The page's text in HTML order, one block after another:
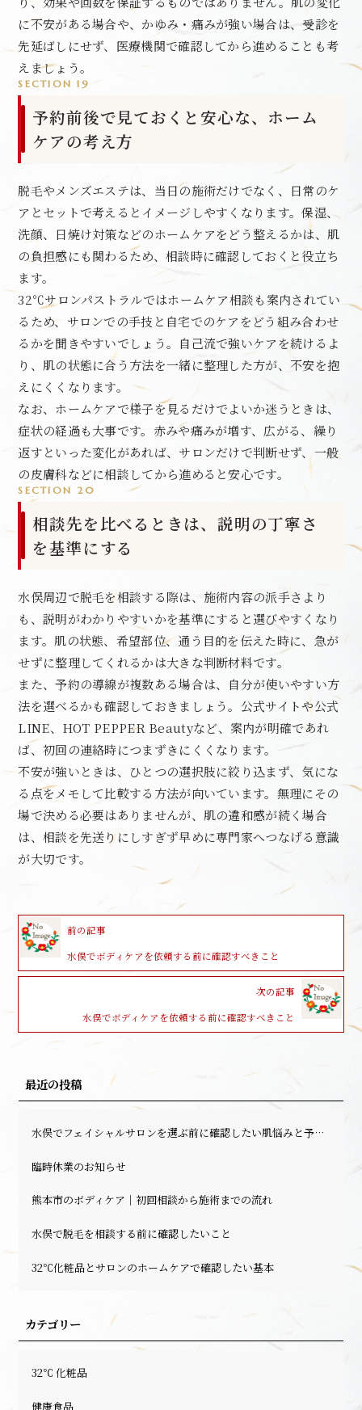
に不安がある場合や、かゆみ・痛みが強い場合は、受診を
先延ばしにせず、医療機関で確認してから進めることも考
えましょう。
SECTION 19
予約前後で見ておくと安心な、ホーム
ケアの考え方
脱毛やメンズエステは、当日の施術だけでなく、日常のケ
アとセットで考えるとイメージしやすくなります。保湿、
洗顔、日焼け対策などのホームケアをどう整えるかは、肌
の負担感にも関わるため、相談時に確認しておくと役立ち
ます。
32℃サロンパストラルではホームケア相談も案内されてい
るため、サロンでの手技と自宅でのケアをどう組み合わせ
るかを聞きやすいでしょう。自己流で強いケアを続けるよ
り、肌の状態に合う方法を一緒に整理した方が、不安を抱
えにくくなります。
なお、ホームケアで様子を見るだけでよいか迷うときは、
症状の経過も大事です。赤みや痛みが増す、広がる、繰り
返すといった変化があれば、サロンだけで判断せず、一般
の皮膚科などに相談してから進めると安心です。
SECTION 20
相談先を比べるときは、説明の丁寧さ
を基準にする
水俣周辺で脱毛を相談する際は、施術内容の派手さより
も、説明がわかりやすいかを基準にすると選びやすくなり
ます。肌の状態、希望部位、通う目的を伝えた時に、急が
せずに整理してくれるかは大きな判断材料です。
また、予約の導線が複数ある場合は、自分が使いやすい方
法を選べるかも確認しておきましょう。公式サイトや公式
LINE、HOT PEPPER Beautyなど、案内が明確であれ
ば、初回の連絡時につまずきにくくなります。
不安が強いときは、ひとつの選択肢に絞り込まず、気にな
る点をメモして比較する方法が向いています。無理にその
場で決める必要はありませんが、肌の違和感が続く場合
は、相談を先送りにしすぎず早めに専門家へつなげる意識
が大切です。
前の記事
水俣でボディケアを依頼する前に確認すべきこと
次の記事
水俣でボディケアを依頼する前に確認すべきこと
最近の投稿
水俣でフェイシャルサロンを選ぶ前に確認したい肌悩みと予約前のポイント
臨時休業のお知らせ
熊本市のボディケア｜初回相談から施術までの流れ
水俣で脱毛を相談する前に確認したいこと
32℃化粧品とサロンのホームケアで確認したい基本
カテゴリー
32℃ 化粧品
健康食品